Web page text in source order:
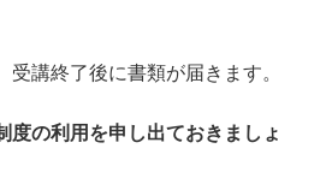
受講終了後に書類が届きます。
度の利用を申し出ておきましょ